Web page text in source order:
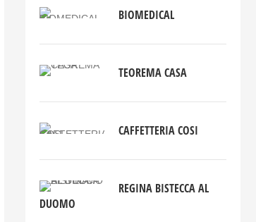
BIOMEDICAL
TEOREMA CASA
CAFFETTERIA COSI
REGINA BISTECCA AL
DUOMO